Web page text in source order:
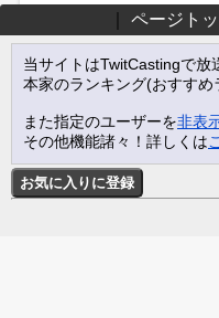
ページト
当サイトはTwitCastingで
本家のランキング(おすす
また指定のユーザーを非表
その他機能諸々！詳しくは